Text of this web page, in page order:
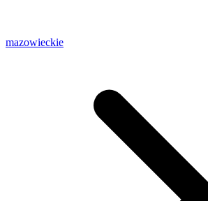
mazowieckie